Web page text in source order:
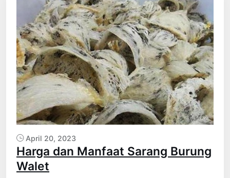
April 20, 2023
Harga dan Manfaat Sarang Burung
Walet